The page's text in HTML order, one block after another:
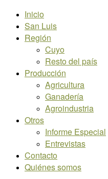
Inicio
San Luis
Región
Cuyo
Resto del país
Producción
Agricultura
Ganadería
Agroindustria
Otros
Informe Especial
Entrevistas
Contacto
Quiénes somos